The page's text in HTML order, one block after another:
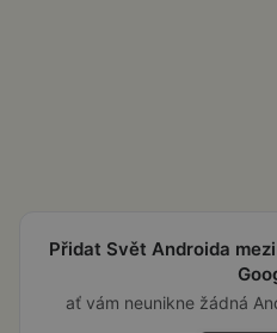
Přidat Svět Androida
ať vám neunikne žádná